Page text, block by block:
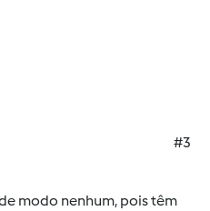
#3
modo nenhum, pois têm